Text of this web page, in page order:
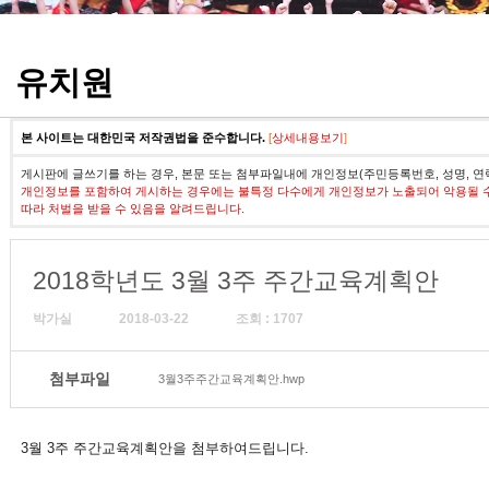
정기고사 기출문제
유치원
본 사이트는 대한민국 저작권법을 준수합니다. [상세내용보기]
게시판에 글쓰기를 하는 경우, 본문 또는 첨부파일내에 개인정보(주민등록번호, 성명,
개인정보를 포함하여 게시하는 경우에는 불특정 다수에게 개인정보가 노출되어 악용
따라 처벌을 받을 수 있음을 알려드립니다.
2018학년도 3월 3주 주간교육계획안
박가실 2018-03-22 조회 : 1707
첨부파일 3월3주주간교육계획안.hwp
3월 3주 주간교육계획안을 첨부하여드립니다.